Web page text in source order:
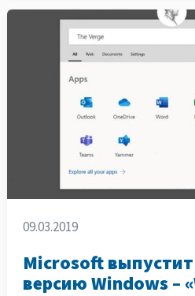
09.03.2019
Microsoft
версию Windows –